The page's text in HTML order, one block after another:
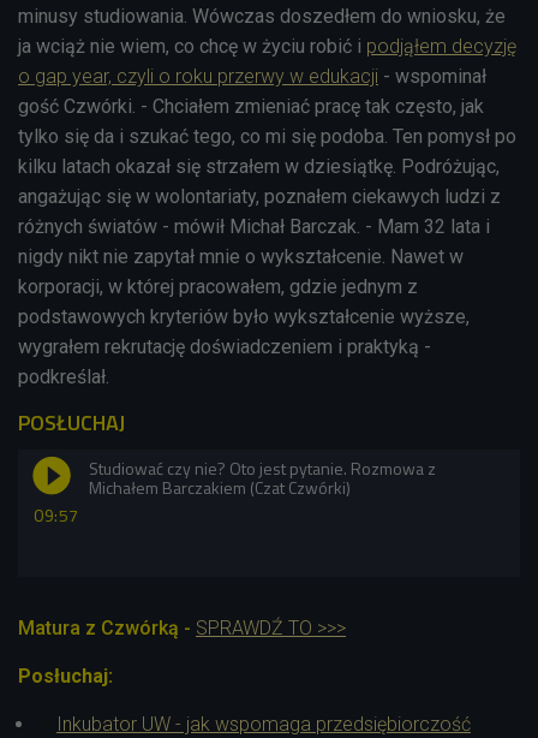
minusy studiowania. Wówczas doszedłem do wniosku, że
ja wciąż nie wiem, co chcę w życiu robić i podjąłem decyzję
o gap year, czyli o roku przerwy w edukacji - wspominał
gość Czwórki. - Chciałem zmieniać pracę tak często, jak
tylko się da i szukać tego, co mi się podoba. Ten pomysł po
kilku latach okazał się strzałem w dziesiątkę. Podróżując,
angażując się w wolontariaty, poznałem ciekawych ludzi z
różnych światów - mówił Michał Barczak. - Mam 32 lata i
nigdy nikt nie zapytał mnie o wykształcenie. Nawet w
korporacji, w której pracowałem, gdzie jednym z
podstawowych kryteriów było wykształcenie wyższe,
wygrałem rekrutację doświadczeniem i praktyką -
podkreślał.
POSŁUCHAJ
09:57
Studiować czy nie? Oto jest pytanie. Rozmowa z
Michałem Barczakiem (Czat Czwórki)
Matura z Czwórką - SPRAWDŹ TO >>>
Posłuchaj:
Inkubator UW - jak wspomaga przedsiębiorczość